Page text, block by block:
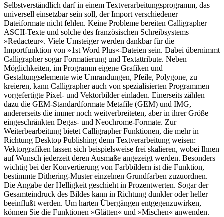
Selbstverständlich darf in einem Textverarbeitungsprogramm, das
universell einsetzbar sein soll, der Import verschiedener
Dateiformate nicht fehlen. Keine Probleme bereiten Calligrapher
ASCII-Texte und solche des französischen Schreibsystems
»Redacteur«. Viele Umsteiger werden dankbar für die
Importfunktion von »1st Word Plus«-Dateien sein. Dabei übernimmt
Calligrapher sogar Formatierung und Textattribute. Neben
Möglichkeiten, im Programm eigene Grafiken und
Gestaltungselemente wie Umrandungen, Pfeile, Polygone, zu
kreieren, kann Calligrapher auch von spezialisierten Programmen
vorgefertigte Pixel- und Vektorbilder einladen. Einerseits zählen
dazu die GEM-Standardformate Metafile (GEM) und IMG,
andererseits die immer noch weitverbreiteten, aber in ihrer Größe
eingeschränkten Degas- und Neochrome-Formate. Zur
Weiterbearbeitung bietet Calligrapher Funktionen, die mehr in
Richtung Desktop Publishing denn Textverarbeitung weisen:
Vektorgrafiken lassen sich beispielsweise frei skalieren, wobei Ihnen
auf Wunsch jederzeit deren Ausmaße angezeigt werden. Besonders
wichtig bei der Konvertierung von Farbbildern ist die Funktion,
bestimmte Dithering-Muster einzelnen Grundfarben zuzuordnen.
Die Angabe der Helligkeit geschieht in Prozentwerten. Sogar der
Gesamteindruck des Bildes kann in Richtung dunkler oder heller
beeinflußt werden. Um harten Übergängen entgegenzuwirken,
können Sie die Funktionen »Glätten« und »Mischen« anwenden.